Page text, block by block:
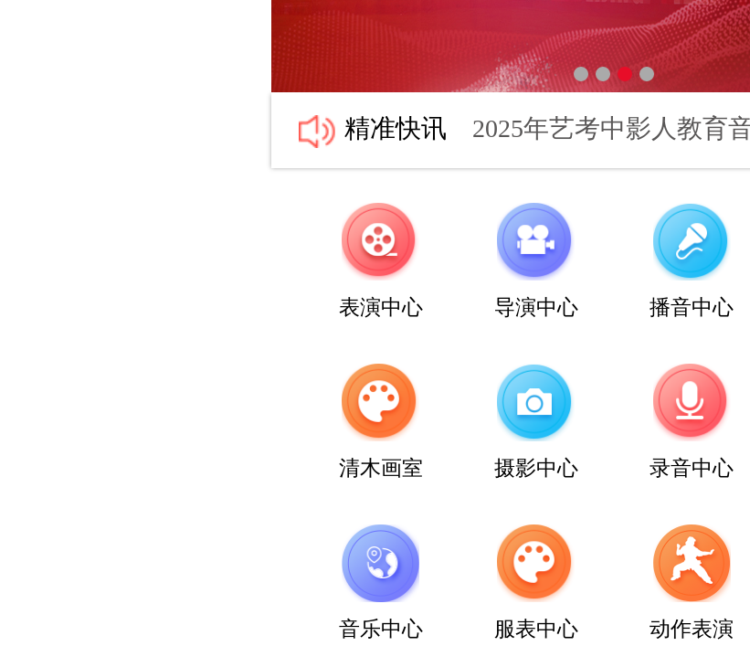
精准快讯
表演中心 导演中心 播音中心
清木画室 摄影中心 录音中心
音乐中心 服表中心 动作表演